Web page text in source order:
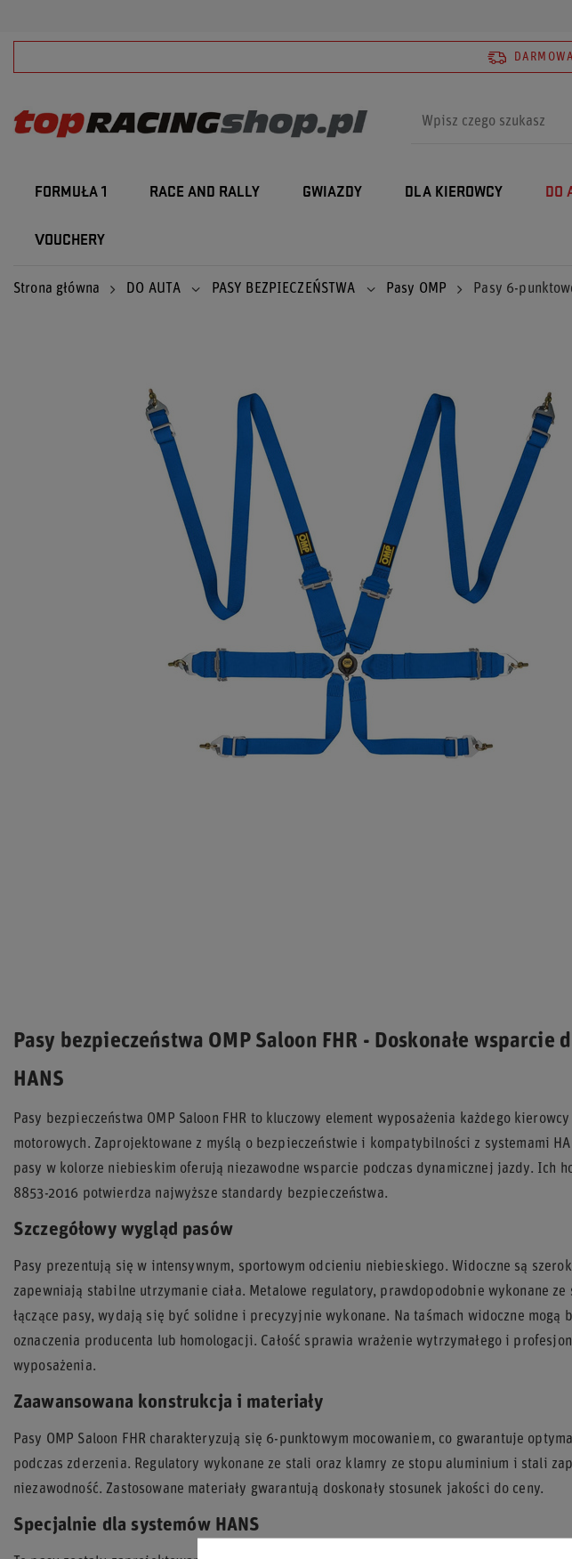
FORMUŁA 1 RACE AND RALLY GWIAZDY DLA KIEROWCY DO
VOUCHERY
Strona główna DO AUTA PASY BEZPIECZEŃSTWA Pasy OMP Pasy 6-
Pasy bezpieczeństwa OMP Saloon FHR - Doskonałe wsparcie
HANS
Pasy bezpieczeństwa OMP Saloon FHR to kluczowy element wyposażenia każdego
motorowych. Zaprojektowane z myślą o bezpieczeństwie i kompatybilności z systemami
pasy w kolorze niebieskim oferują niezawodne wsparcie podczas dynamicznej jazdy. Ich
8853-2016 potwierdza najwyższe standardy bezpieczeństwa.
Szczegółowy wygląd pasów
Pasy prezentują się w intensywnym, sportowym odcieniu niebieskiego. Widoczne są
zapewniają stabilne utrzymanie ciała. Metalowe regulatory, prawdopodobnie wykonane ze
łączące pasy, wydają się być solidne i precyzyjnie wykonane. Na taśmach widoczne mogą
oznaczenia producenta lub homologacji. Całość sprawia wrażenie wytrzymałego i
wyposażenia.
Zaawansowana konstrukcja i materiały
Pasy OMP Saloon FHR charakteryzują się 6-punktowym mocowaniem, co gwarantuje
podczas zderzenia. Regulatory wykonane ze stali oraz klamry ze stopu aluminium i stali
niezawodność. Zastosowane materiały gwarantują doskonały stosunek jakości do ceny.
Specjalnie dla systemów HANS